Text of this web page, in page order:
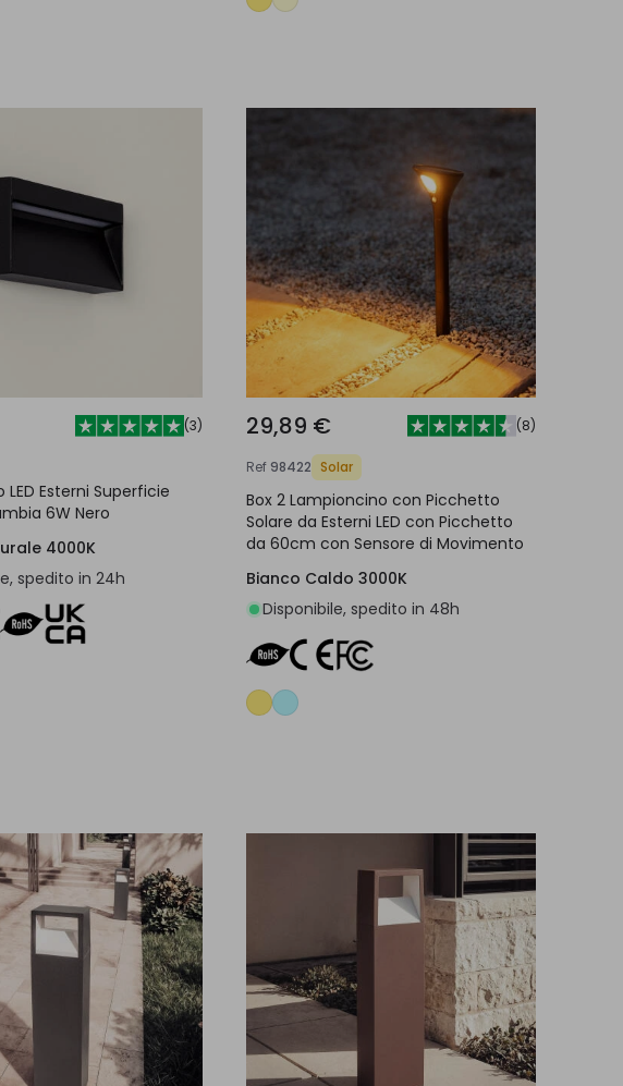
(3)
LED Esterni Superficie
6W Nero
4000K
spedito in 24h
29,89 € (8)
Ref98422 Solar
Box 2 Lampioncino con Picchetto
Solare da Esterni LED con Picchetto
da 60cm con Sensore di Movimento
Bianco Caldo 3000K
Disponibile, spedito in 48h